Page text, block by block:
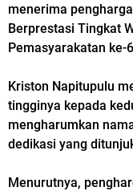
menerima
Berprestasi Tingkat
Pemasyarakatan ke-
Kriston Napitupulu
tingginya kepada
mengharumkan
dedikasi yang
Menurutnya,